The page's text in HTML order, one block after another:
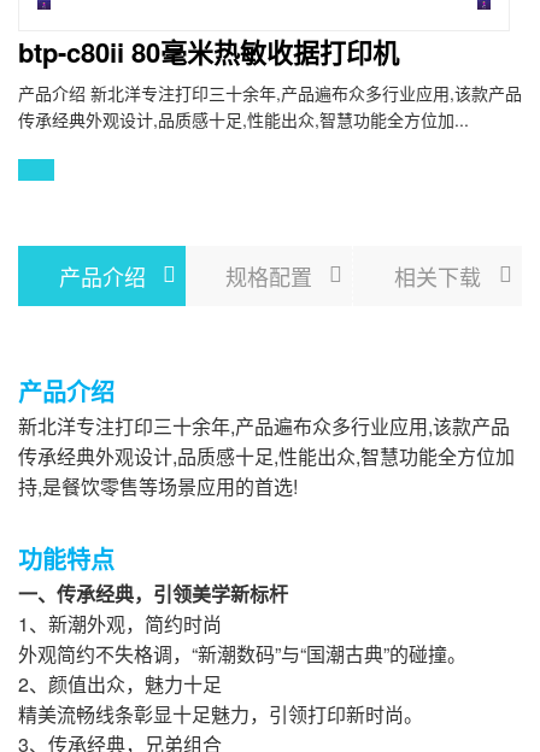
btp-c80ii 80毫米热敏收据打印机
产品介绍 新北洋专注打印三十余年,产品遍布众多行业应用,该款产品
传承经典外观设计,品质感十足,性能出众,智慧功能全方位加...
产品介绍 规格配置 相关下载
产品介绍
新北洋专注打印三十余年,产品遍布众多行业应用,该款产品
传承经典外观设计,品质感十足,性能出众,智慧功能全方位加
持,是餐饮零售等场景应用的首选!
功能特点
一、传承经典，引领美学新标杆
1、新潮外观，简约时尚
外观简约不失格调，“新潮数码”与“国潮古典”的碰撞。
2、颜值出众，魅力十足
精美流畅线条彰显十足魅力，引领打印新时尚。
3、传承经典，兄弟组合